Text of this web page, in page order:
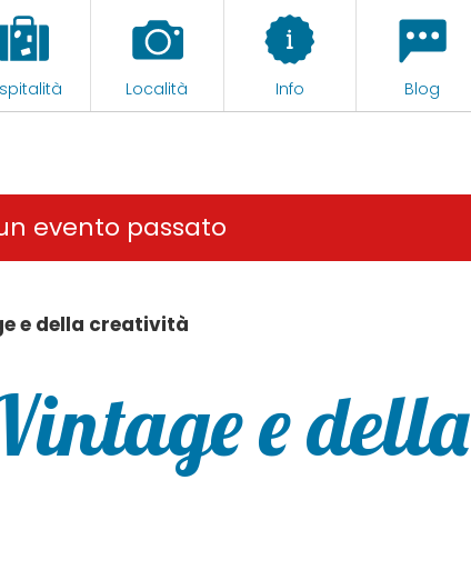
Località Info Blog
evento passato
e della creatività
e della